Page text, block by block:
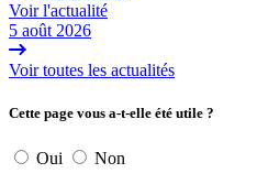
Voir l'actualité
5 août 2026
Voir toutes les actualités
Cette page vous a-t-elle été utile ?
Oui Non